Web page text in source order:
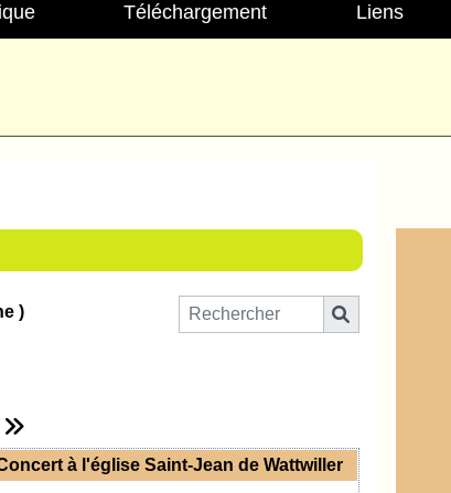
Téléchargement Liens
)
à l'église Saint-Jean de Wattwiller